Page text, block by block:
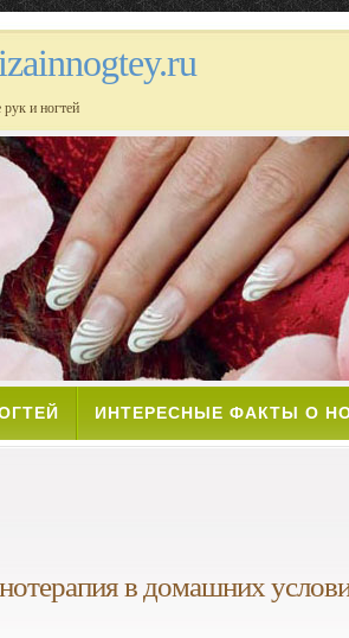
рук и ногтей
ИНТЕРЕСНЫЕ ФАКТЫ О
в домашних